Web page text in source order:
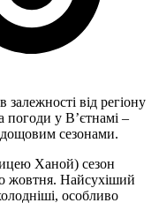
від регіону
погоди у В’єтнамі –
дощовим сезонами.
Ханой) сезон
жовтня. Найсухіший
особливо